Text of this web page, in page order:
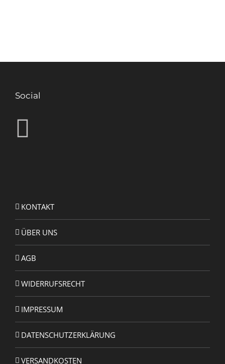
Social
KONTAKT
ÜBER UNS
AGB
WIDERRUFSRECHT
IMPRESSUM
DATENSCHUTZERKLÄRUNG
VERSANDKOSTEN